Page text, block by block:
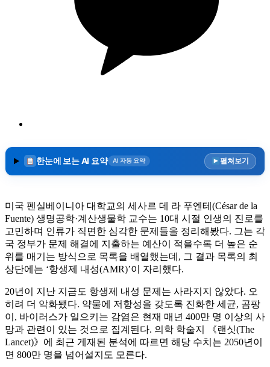
한눈에 보는 AI 요약 AI 자동 요약 펼쳐보기
미국 펜실베이니아 대학교의 세사르 데 라 푸엔테(César de la
Fuente) 생명공학·계산생물학 교수는 10대 시절 인생의 진로를
고민하며 인류가 직면한 심각한 문제들을 정리해봤다. 그는 각
국 정부가 문제 해결에 지출하는 예산이 적을수록 더 높은 순
위를 매기는 방식으로 목록을 배열했는데, 그 결과 목록의 최
상단에는 ‘항생제 내성(AMR)’이 자리했다.
20년이 지난 지금도 항생제 내성 문제는 사라지지 않았다. 오
히려 더 악화됐다. 약물에 저항성을 갖도록 진화한 세균, 곰팡
이, 바이러스가 일으키는 감염은 현재 매년 400만 명 이상의 사
망과 관련이 있는 것으로 집계된다. 의학 학술지 《랜싯(The
Lancet)》에 최근 게재된 분석에 따르면 해당 수치는 2050년이
면 800만 명을 넘어설지도 모른다.